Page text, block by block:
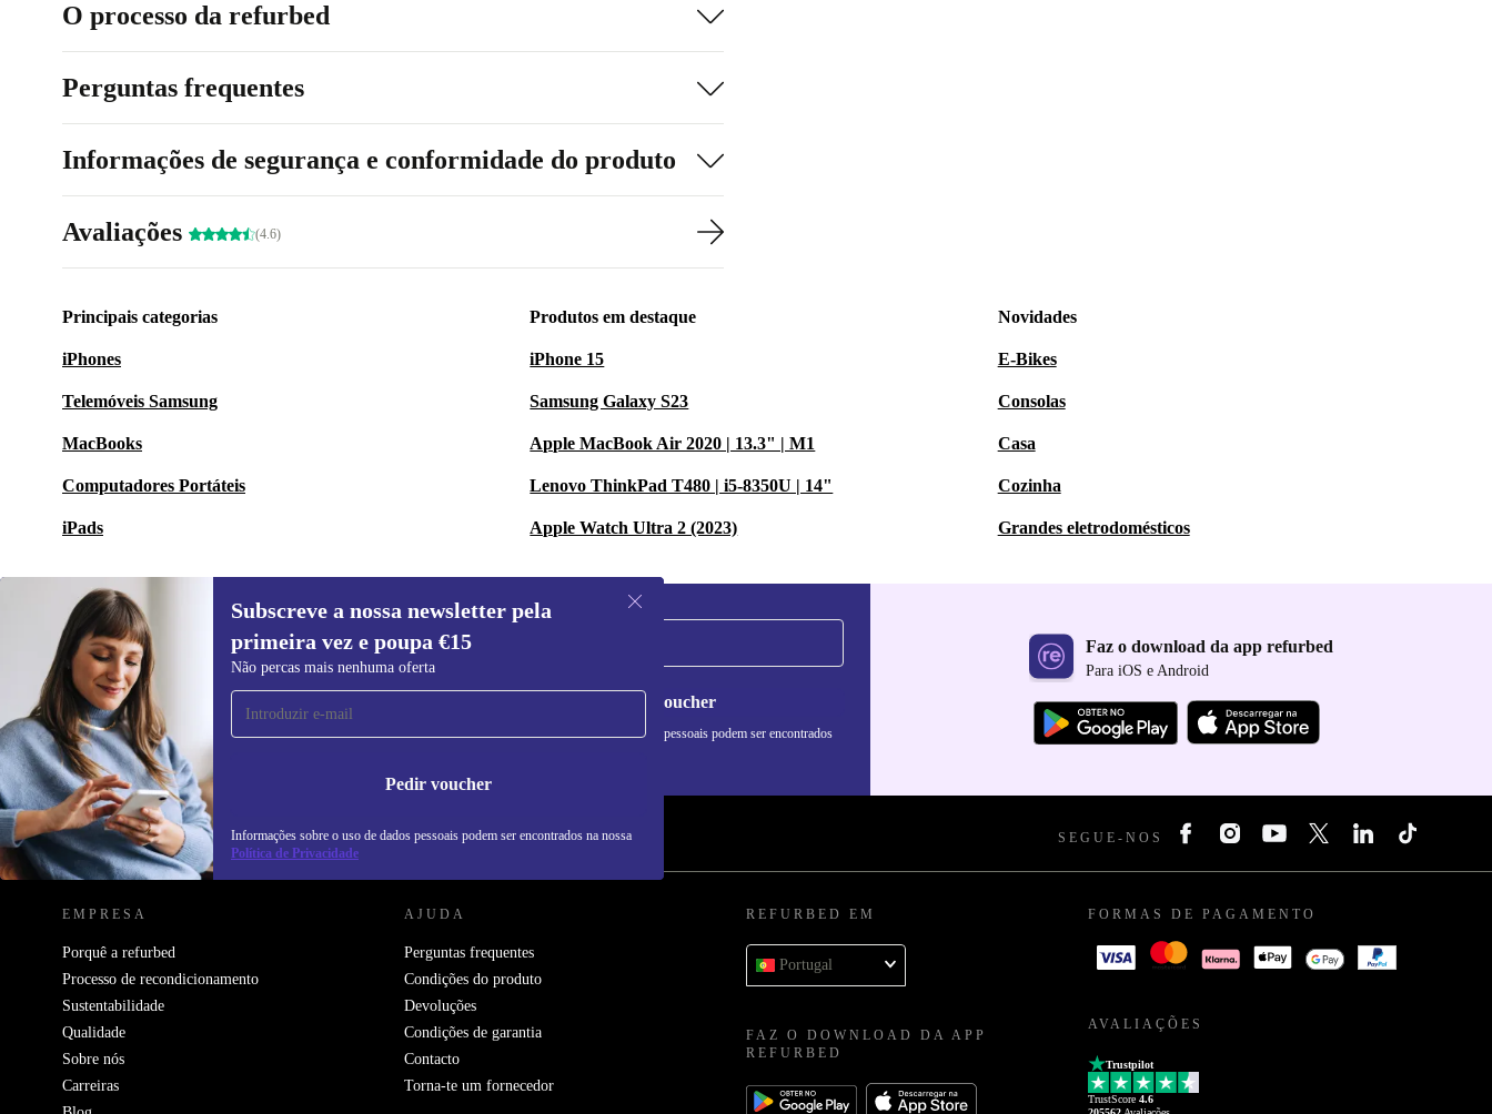
O processo da refurbed
Perguntas frequentes
Informações de segurança e conformidade do produto
Avaliações (4.6)
Principais categorias
iPhones
Telemóveis Samsung
MacBooks
Computadores Portáteis
iPads
Produtos em destaque
iPhone 15
Samsung Galaxy S23
Apple MacBook Air 2020 | 13.3" | M1
Lenovo ThinkPad T480 | i5-8350U | 14"
Apple Watch Ultra 2 (2023)
Novidades
E-Bikes
Consolas
Casa
Cozinha
Grandes eletrodomésticos
Subscreve a nossa newsletter pela
primeira vez e poupa €15
Não percas mais nenhuma oferta
Pedir voucher
Informações sobre o uso de dados pessoais podem ser encontrados na nossa
Política de Privacidade
Subscreve a nossa newsletter pela
primeira vez e poupa 15€!
Não percas mais nenhuma oferta.
Pedir voucher
Informações sobre o uso de dados pessoais podem ser encontrados
Faz o download da app refurbed
Para iOS e Android
REFURBED PORTUGAL - RETHINK NEW. SEGUE-NOS
EMPRESA
Porquê a refurbed
Processo de recondicionamento
Sustentabilidade
Qualidade
Sobre nós
Carreiras
AJUDA
Perguntas frequentes
Condições do produto
Devoluções
Condições de garantia
Contacto
Torna-te um fornecedor
REFURBED EM
Portugal
FAZ O DOWNLOAD DA APP
REFURBED
FORMAS DE PAGAMENTO
AVALIAÇÕES
Trustpilot
TrustScore 4.6